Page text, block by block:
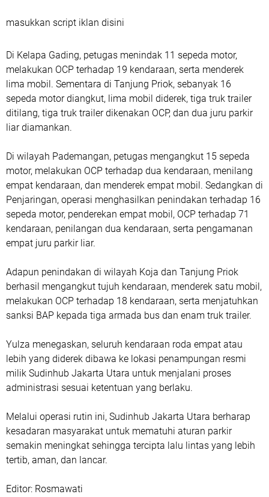
masukkan script iklan disini
Di Kelapa Gading, petugas menindak 11 sepeda motor,
melakukan OCP terhadap 19 kendaraan, serta menderek
lima mobil. Sementara di Tanjung Priok, sebanyak 16
sepeda motor diangkut, lima mobil diderek, tiga truk trailer
ditilang, tiga truk trailer dikenakan OCP, dan dua juru parkir
liar diamankan.
Di wilayah Pademangan, petugas mengangkut 15 sepeda
motor, melakukan OCP terhadap dua kendaraan, menilang
empat kendaraan, dan menderek empat mobil. Sedangkan di
Penjaringan, operasi menghasilkan penindakan terhadap 16
sepeda motor, penderekan empat mobil, OCP terhadap 71
kendaraan, penilangan dua kendaraan, serta pengamanan
empat juru parkir liar.
Adapun penindakan di wilayah Koja dan Tanjung Priok
berhasil mengangkut tujuh kendaraan, menderek satu mobil,
melakukan OCP terhadap 18 kendaraan, serta menjatuhkan
sanksi BAP kepada tiga armada bus dan enam truk trailer.
Yulza menegaskan, seluruh kendaraan roda empat atau
lebih yang diderek dibawa ke lokasi penampungan resmi
milik Sudinhub Jakarta Utara untuk menjalani proses
administrasi sesuai ketentuan yang berlaku.
Melalui operasi rutin ini, Sudinhub Jakarta Utara berharap
kesadaran masyarakat untuk mematuhi aturan parkir
semakin meningkat sehingga tercipta lalu lintas yang lebih
tertib, aman, dan lancar.
Editor: Rosmawati